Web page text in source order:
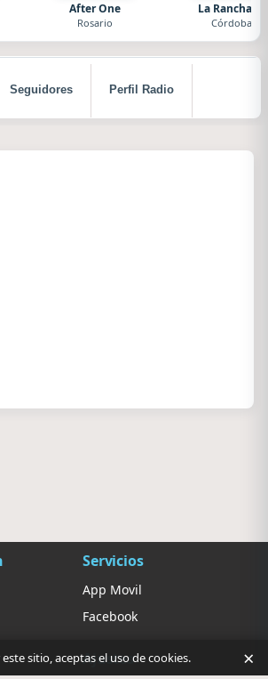
After One
Rosario
La Ranchada
Córdoba
Seguidores Perfil Radio
Servicios
App Movil
Facebook
Ajustes
sitio, aceptas el uso de cookies. ×